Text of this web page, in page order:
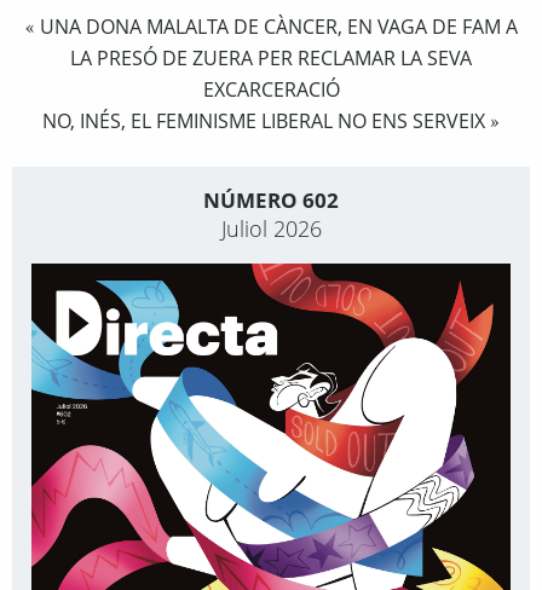
« UNA DONA MALALTA DE CÀNCER, EN VAGA DE FAM A
LA PRESÓ DE ZUERA PER RECLAMAR LA SEVA
EXCARCERACIÓ
NO, INÉS, EL FEMINISME LIBERAL NO ENS SERVEIX »
NÚMERO 602
Juliol 2026